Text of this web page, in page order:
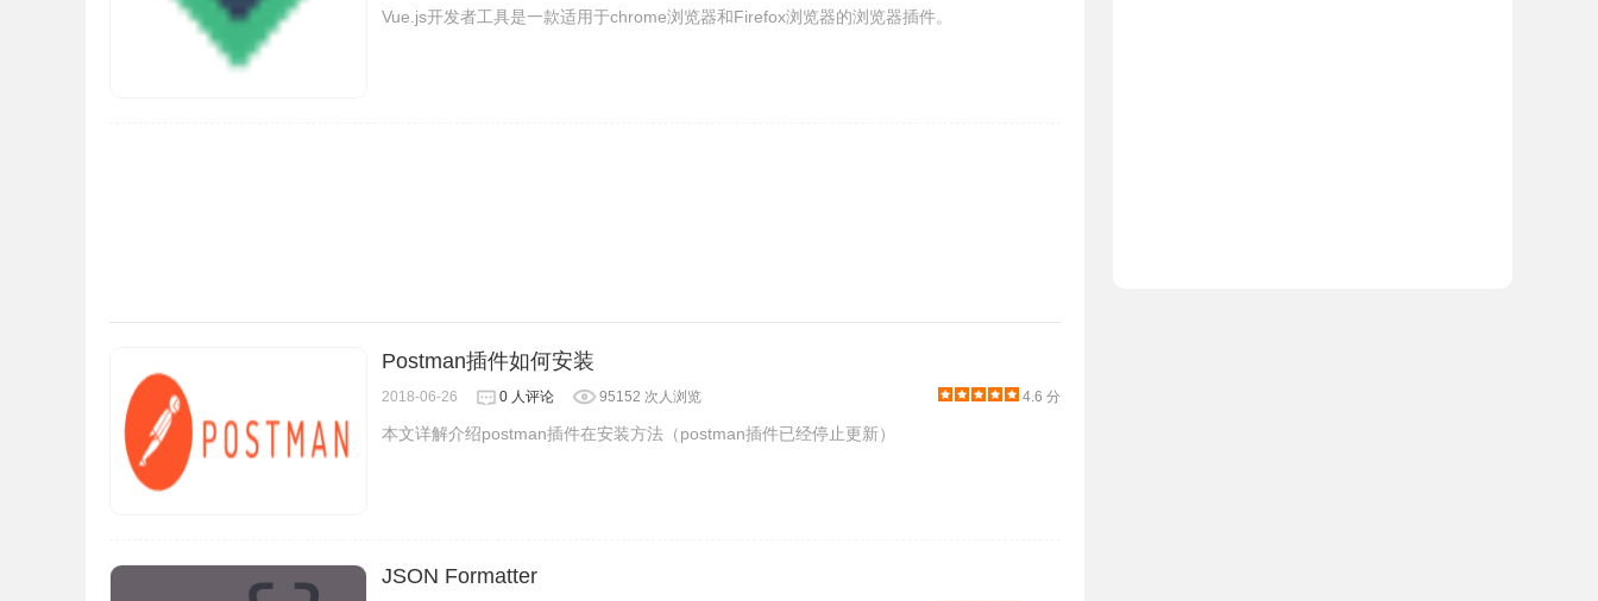
Vue.js开发者工具是一款适用于chrome浏览器和Firefox浏览器的浏览器插件。
Postman插件如何安装
2018-06-26 0 人评论 95152 次人浏览 4.6 分
本文详解介绍postman插件在安装方法（postman插件已经停止更新）
JSON Formatter